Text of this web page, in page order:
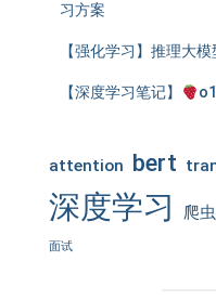
习方案
【强化学习】推理大
【深度学习笔记】
attention bert
深度学习 爬虫
面试